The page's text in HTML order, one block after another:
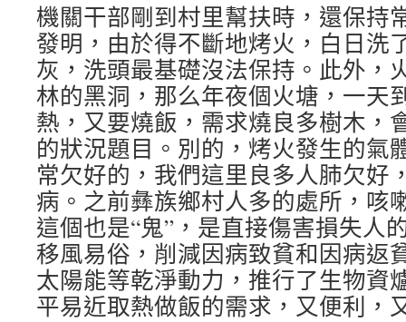
機關干部剛到村里幫扶時，還保持
發明，由於得不斷地烤火，白日洗
灰，洗頭最基礎沒法保持。此外，
林的黑洞，那么年夜個火塘，一天
熱，又要燒飯，需求燒良多樹木，
的狀況題目。別的，烤火發生的氣
常欠好的，我們這里良多人肺欠好
病。之前彝族鄉村人多的處所，咳
這個也是“鬼”，是直接傷害損失人
移風易俗，削減因病致貧和因病返
太陽能等乾淨動力，推行了生物資
平易近取熱做飯的需求，又便利，